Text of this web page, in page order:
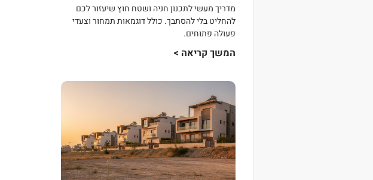
מדריך מעשי לתכנון חניה ושטח חוץ שיעזור לכם
להחליט בלי להסתבך. כולל דוגמאות תמחור וצעדי
פעולה פתוחים.
המשך קריאה >